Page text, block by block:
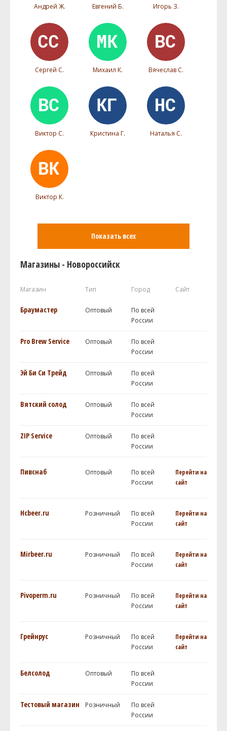
Андрей Ж. Евгений Б. Игорь З.
Сергей С. Михаил К. Вячеслав С.
Виктор С. Кристина Г. Наталья С.
Виктор К.
Показать всех
Магазины - Новороссийск
Магазин Тип Город Сайт
Браумастер Оптовый
По всей
России
Pro Brew Service Оптовый
По всей
России
Эй Би Си Трейд Оптовый
По всей
России
Вятский солод Оптовый
По всей
России
ZIP Service Оптовый
По всей
России
Пивснаб Оптовый
По всей
России
Перейти на
сайт
Hcbeer.ru Розничный
По всей
России
Перейти на
сайт
Mirbeer.ru Розничный
По всей
России
Перейти на
сайт
Pivoperm.ru Розничный
По всей
России
Перейти на
сайт
Грейнрус Розничный
По всей
России
Перейти на
сайт
Белсолод Оптовый
По всей
России
Тестовый магазин Розничный
По всей
России